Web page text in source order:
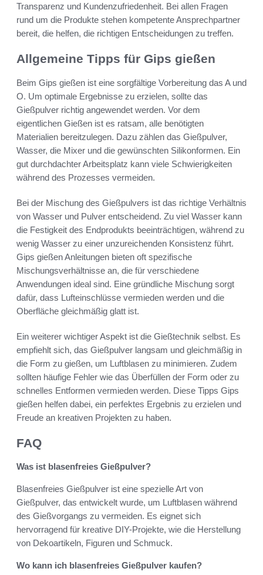
Transparenz und Kundenzufriedenheit. Bei allen Fragen
rund um die Produkte stehen kompetente Ansprechpartner
bereit, die helfen, die richtigen Entscheidungen zu treffen.
Allgemeine Tipps für Gips gießen
Beim Gips gießen ist eine sorgfältige Vorbereitung das A und
O. Um optimale Ergebnisse zu erzielen, sollte das
Gießpulver richtig angewendet werden. Vor dem
eigentlichen Gießen ist es ratsam, alle benötigten
Materialien bereitzulegen. Dazu zählen das Gießpulver,
Wasser, die Mixer und die gewünschten Silikonformen. Ein
gut durchdachter Arbeitsplatz kann viele Schwierigkeiten
während des Prozesses vermeiden.
Bei der Mischung des Gießpulvers ist das richtige Verhältnis
von Wasser und Pulver entscheidend. Zu viel Wasser kann
die Festigkeit des Endprodukts beeinträchtigen, während zu
wenig Wasser zu einer unzureichenden Konsistenz führt.
Gips gießen Anleitungen bieten oft spezifische
Mischungsverhältnisse an, die für verschiedene
Anwendungen ideal sind. Eine gründliche Mischung sorgt
dafür, dass Lufteinschlüsse vermieden werden und die
Oberfläche gleichmäßig glatt ist.
Ein weiterer wichtiger Aspekt ist die Gießtechnik selbst. Es
empfiehlt sich, das Gießpulver langsam und gleichmäßig in
die Form zu gießen, um Luftblasen zu minimieren. Zudem
sollten häufige Fehler wie das Überfüllen der Form oder zu
schnelles Entformen vermieden werden. Diese Tipps Gips
gießen helfen dabei, ein perfektes Ergebnis zu erzielen und
Freude an kreativen Projekten zu haben.
FAQ
Was ist blasenfreies Gießpulver?
Blasenfreies Gießpulver ist eine spezielle Art von
Gießpulver, das entwickelt wurde, um Luftblasen während
des Gießvorgangs zu vermeiden. Es eignet sich
hervorragend für kreative DIY-Projekte, wie die Herstellung
von Dekoartikeln, Figuren und Schmuck.
Wo kann ich blasenfreies Gießpulver kaufen?